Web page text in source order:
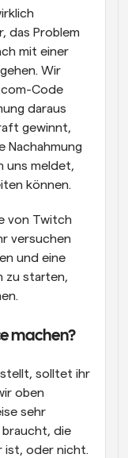
das Problem
mit einer
Wir
Code
daraus
gewinnt,
Nachahmung
uns meldet,
können.
von Twitch
versuchen
und eine
zu starten,
machen?
stellt, solltet ihr
oben
sehr
die
ist, oder nicht.